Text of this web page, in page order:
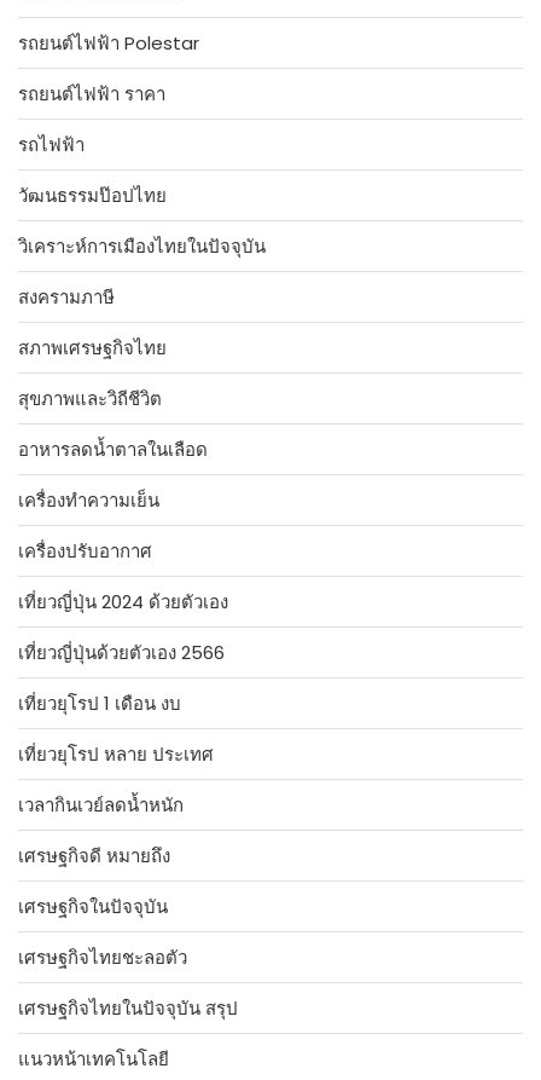
รถยนต์ไฟฟ้า Polestar
รถยนต์ไฟฟ้า ราคา
รถไฟฟ้า
วัฒนธรรมป๊อปไทย
วิเคราะห์การเมืองไทยในปัจจุบัน
สงครามภาษี
สภาพเศรษฐกิจไทย
สุขภาพและวิถีชีวิต
อาหารลดน้ำตาลในเลือด
เครื่องทำความเย็น
เครื่องปรับอากาศ
เที่ยวญี่ปุ่น 2024 ด้วยตัวเอง
เที่ยวญี่ปุ่นด้วยตัวเอง 2566
เที่ยวยุโรป 1 เดือน งบ
เที่ยวยุโรป หลาย ประเทศ
เวลากินเวย์ลดน้ำหนัก
เศรษฐกิจดี หมายถึง
เศรษฐกิจในปัจจุบัน
เศรษฐกิจไทยชะลอตัว
เศรษฐกิจไทยในปัจจุบัน สรุป
แนวหน้าเทคโนโลยี